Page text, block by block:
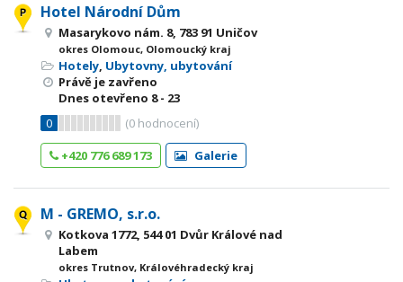
Hotel Národní Dům
Masarykovo nám. 8, 783 91 Uničov
okres Olomouc, Olomoucký kraj
Hotely, Ubytovny, ubytování
Právě je zavřeno
Dnes otevřeno 8 - 23
0
(0 hodnocení)
+420 776 689 173
Galerie
M - GREMO, s.r.o.
Kotkova 1772, 544 01 Dvůr Králové nad
Labem
okres Trutnov, Královéhradecký kraj